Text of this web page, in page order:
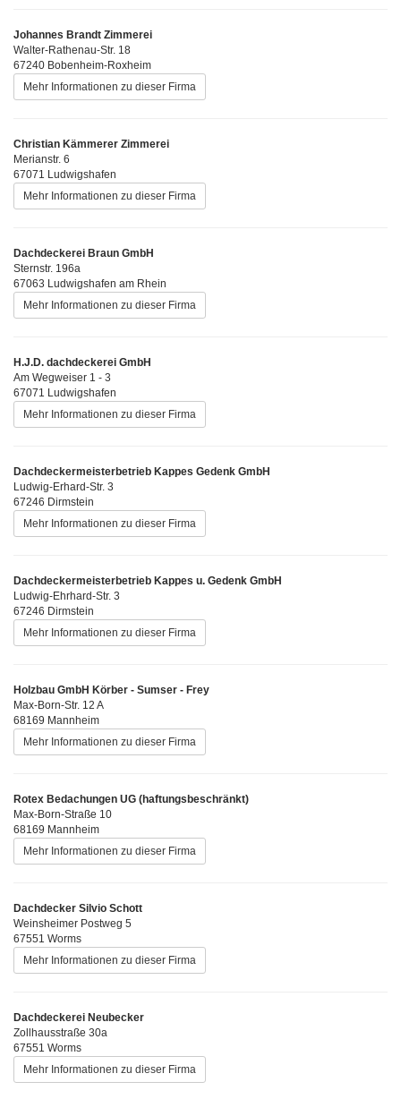
Johannes Brandt Zimmerei
Walter-Rathenau-Str. 18
67240 Bobenheim-Roxheim
Mehr Informationen zu dieser Firma
Christian Kämmerer Zimmerei
Merianstr. 6
67071 Ludwigshafen
Mehr Informationen zu dieser Firma
Dachdeckerei Braun GmbH
Sternstr. 196a
67063 Ludwigshafen am Rhein
Mehr Informationen zu dieser Firma
H.J.D. dachdeckerei GmbH
Am Wegweiser 1 - 3
67071 Ludwigshafen
Mehr Informationen zu dieser Firma
Dachdeckermeisterbetrieb Kappes Gedenk GmbH
Ludwig-Erhard-Str. 3
67246 Dirmstein
Mehr Informationen zu dieser Firma
Dachdeckermeisterbetrieb Kappes u. Gedenk GmbH
Ludwig-Ehrhard-Str. 3
67246 Dirmstein
Mehr Informationen zu dieser Firma
Holzbau GmbH Körber - Sumser - Frey
Max-Born-Str. 12 A
68169 Mannheim
Mehr Informationen zu dieser Firma
Rotex Bedachungen UG (haftungsbeschränkt)
Max-Born-Straße 10
68169 Mannheim
Mehr Informationen zu dieser Firma
Dachdecker Silvio Schott
Weinsheimer Postweg 5
67551 Worms
Mehr Informationen zu dieser Firma
Dachdeckerei Neubecker
Zollhausstraße 30a
67551 Worms
Mehr Informationen zu dieser Firma